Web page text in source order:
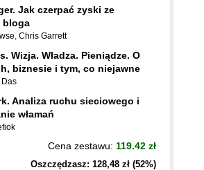
Jak czerpać zyski ze
bloga
, Chris Garrett
Wizja. Władza. Pieniądze. O
biznesie i tym, co niejawne
Analiza ruchu sieciowego i
włamań
Cena zestawu: 119.42 zł
Oszczędzasz: 128,48 zł (52%)